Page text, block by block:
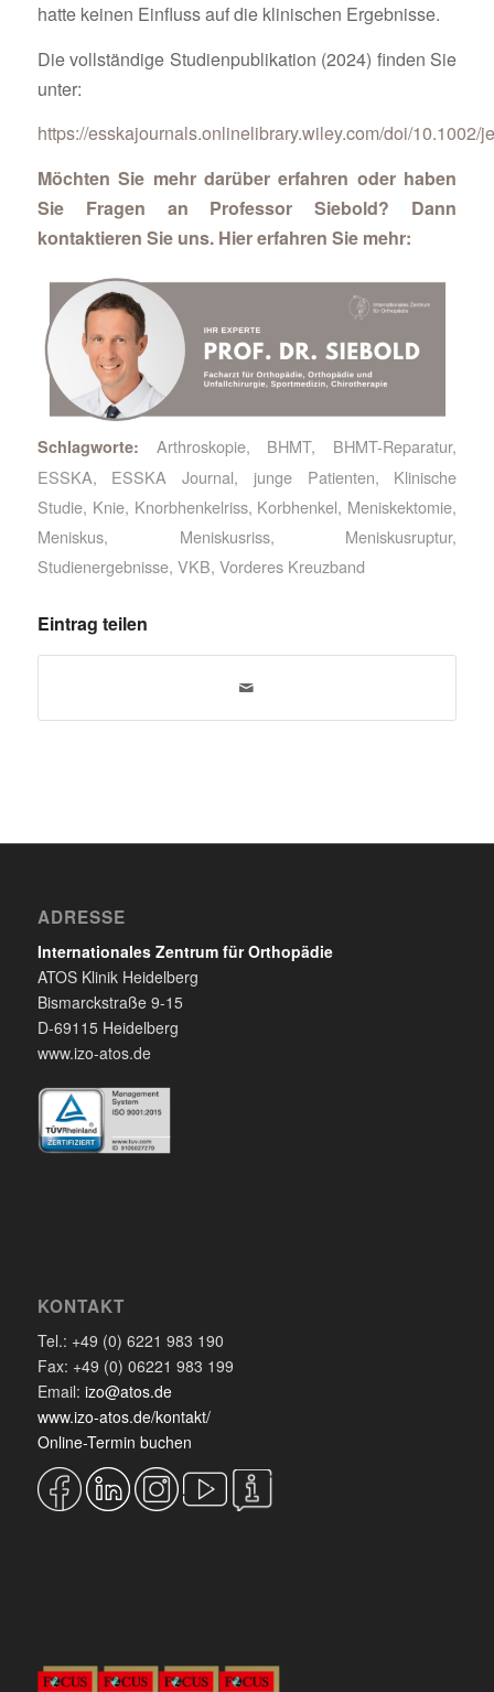
hatte keinen Einfluss auf die klinischen Ergebnisse.
Die vollständige Studienpublikation (2024) finden Sie
unter:
https://esskajournals.onlinelibrary.wiley.com/doi/10.1002/
Möchten Sie mehr darüber erfahren oder haben
Sie Fragen an Professor Siebold? Dann
kontaktieren Sie uns. Hier erfahren Sie mehr:
Schlagworte: Arthroskopie, BHMT, BHMT-Reparatur,
ESSKA, ESSKA Journal, junge Patienten, Klinische
Studie, Knie, Knorbhenkelriss, Korbhenkel, Meniskektomie,
Meniskus, Meniskusriss, Meniskusruptur,
Studienergebnisse, VKB, Vorderes Kreuzband
Eintrag teilen
ADRESSE
Internationales Zentrum für Orthopädie
ATOS Klinik Heidelberg
Bismarckstraße 9-15
D-69115 Heidelberg
www.izo-atos.de
KONTAKT
Tel.: +49 (0) 6221 983 190
Fax: +49 (0) 06221 983 199
Email: izo@atos.de
www.izo-atos.de/kontakt/
Online-Termin buchen